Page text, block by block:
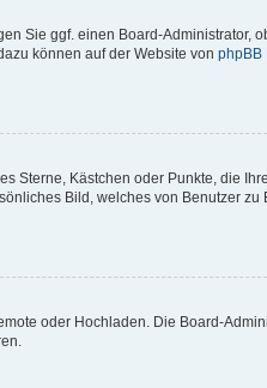
Sie ggf. einen Board-Administrator,
können auf der Website von phpBB
Sterne, Kästchen oder Punkte, die
Bild, welches von Benutzer zu
oder Hochladen. Die Board-